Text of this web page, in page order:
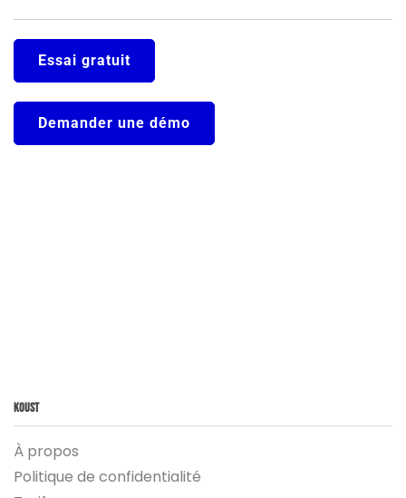
Essai gratuit
Demander une démo
Koust
À propos
Politique de confidentialité